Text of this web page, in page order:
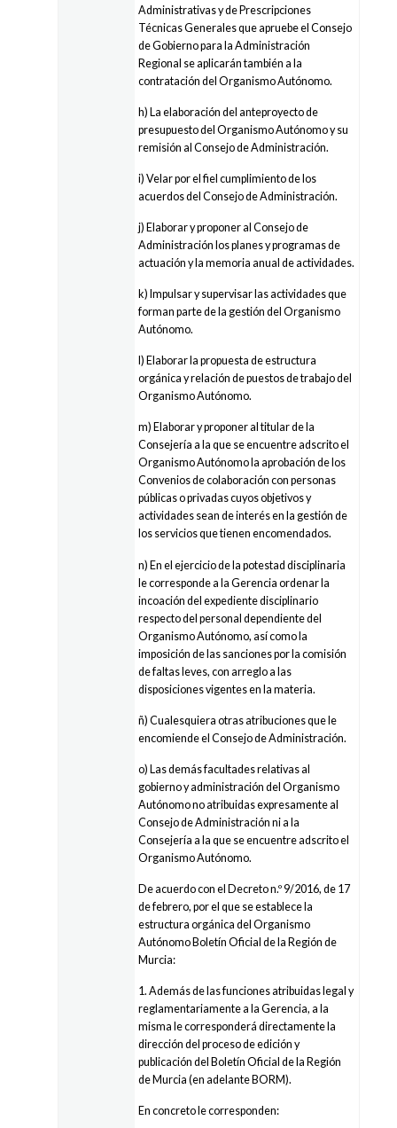
Administrativas y de Prescripciones
Técnicas Generales que apruebe el Consejo
de Gobierno para la Administración
Regional se aplicarán también a la
contratación del Organismo Autónomo.
h) La elaboración del anteproyecto de
presupuesto del Organismo Autónomo y su
remisión al Consejo de Administración.
i) Velar por el fiel cumplimiento de los
acuerdos del Consejo de Administración.
j) Elaborar y proponer al Consejo de
Administración los planes y programas de
actuación y la memoria anual de actividades.
k) Impulsar y supervisar las actividades que
forman parte de la gestión del Organismo
Autónomo.
l) Elaborar la propuesta de estructura
orgánica y relación de puestos de trabajo del
Organismo Autónomo.
m) Elaborar y proponer al titular de la
Consejería a la que se encuentre adscrito el
Organismo Autónomo la aprobación de los
Convenios de colaboración con personas
públicas o privadas cuyos objetivos y
actividades sean de interés en la gestión de
los servicios que tienen encomendados.
n) En el ejercicio de la potestad disciplinaria
le corresponde a la Gerencia ordenar la
incoación del expediente disciplinario
respecto del personal dependiente del
Organismo Autónomo, así como la
imposición de las sanciones por la comisión
de faltas leves, con arreglo a las
disposiciones vigentes en la materia.
ñ) Cualesquiera otras atribuciones que le
encomiende el Consejo de Administración.
o) Las demás facultades relativas al
gobierno y administración del Organismo
Autónomo no atribuidas expresamente al
Consejo de Administración ni a la
Consejería a la que se encuentre adscrito el
Organismo Autónomo.
De acuerdo con el Decreto n.º 9/2016, de 17
de febrero, por el que se establece la
estructura orgánica del Organismo
Autónomo Boletín Oficial de la Región de
Murcia:
1. Además de las funciones atribuidas legal y
reglamentariamente a la Gerencia, a la
misma le corresponderá directamente la
dirección del proceso de edición y
publicación del Boletín Oficial de la Región
de Murcia (en adelante BORM).
En concreto le corresponden: